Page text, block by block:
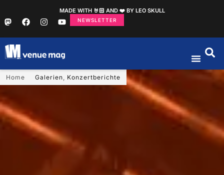
MADE WITH 🤘🏻 AND ❤️ BY LEO SKULL
NEWSLETTER
Home Galerien, Konzertberichte